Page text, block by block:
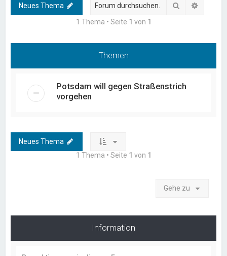
Neues Thema Suche
1 Thema • Seite 1 von 1
Themen
Potsdam will gegen Straßenstrich
vorgehen
Neues Thema
1 Thema • Seite 1 von 1
Gehe zu
Information